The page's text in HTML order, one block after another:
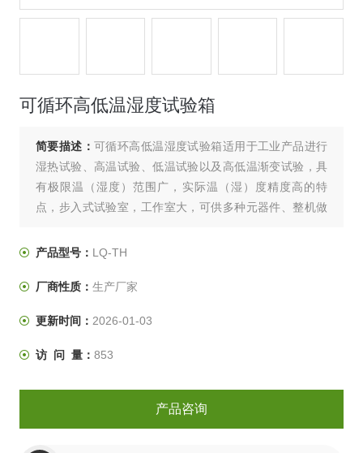
可循环高低温湿度试验箱
简要描述：可循环高低温湿度试验箱适用于工业产品进行
湿热试验、高温试验、低温试验以及高低温渐变试验，具
有极限温（湿度）范围广，实际温（湿）度精度高的特
点，步入式试验室，工作室大，可供多种元器件、整机做
产品型号： LQ-TH
厂商性质： 生产厂家
更新时间： 2026-01-03
访 问 量： 853
产品咨询